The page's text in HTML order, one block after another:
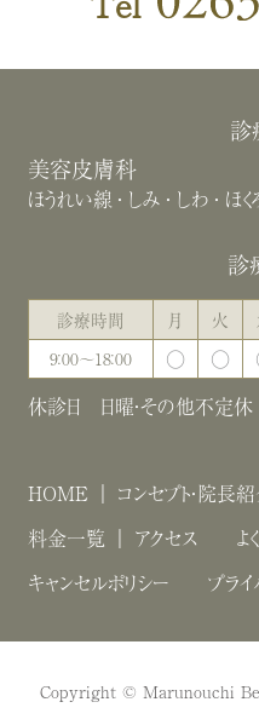
診
美容皮膚科
ほうれい線 しみ しわ ほ
診
診療時間 月 火
9：00～18：00
〇 〇
休診日 日曜・その他不定休
HOME コンセプト・院長
料金一覧
アクセス
よ
キャンセルポリシー
プラ
Copyright © Marunouchi